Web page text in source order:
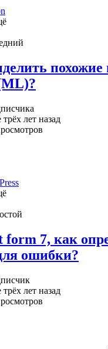
похожие
трёх лет назад
form 7, как
ошибки?
трёх лет назад